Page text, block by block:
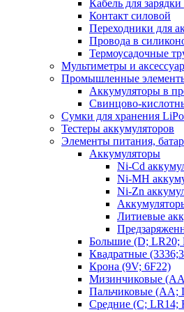
Кабель для
Контакт силовой
Переходники для
Провода в
Термоусадочные
Мультиметры и
Промышленные
Аккумуляторы в
Свинцово-
Сумки для хранения
Тестеры аккумуляторов
Элементы питания,
Аккумуляторы
Ni-Cd
Ni-MH
Ni-Zn
Литиевые
Большие (D; LR20;
Квадратные
Крона (9V; 6F22)
Мизинчиковые
Пальчиковые (AA;
Средние (C; LR14;